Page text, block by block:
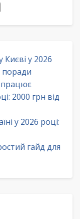
у 2026
поради
працює
2000 грн від
у 2026 році:
гайд для